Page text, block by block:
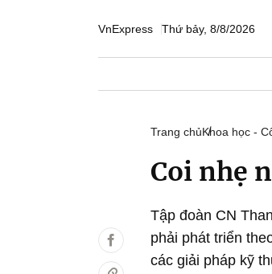
VnExpress Thứ bảy, 8/8/2026
Trang chủKhoa học -
Coi nhẹ
Tập đoàn CN
phải phát triển
các giải pháp kỹ